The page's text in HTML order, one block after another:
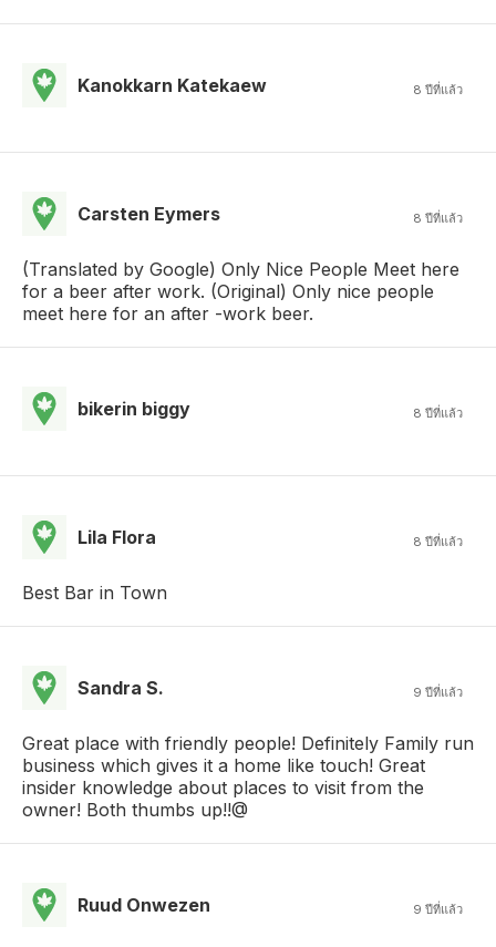
Kanokkarn Katekaew 8 ปีที่แล้ว
Carsten Eymers 8 ปีที่แล้ว
(Translated by Google) Only Nice People Meet here
for a beer after work. (Original) Only nice people
meet here for an after -work beer.
bikerin biggy 8 ปีที่แล้ว
Lila Flora 8 ปีที่แล้ว
Best Bar in Town
Sandra S. 9 ปีที่แล้ว
Great place with friendly people! Definitely Family run
business which gives it a home like touch! Great
insider knowledge about places to visit from the
owner! Both thumbs up!!@
Ruud Onwezen 9 ปีที่แล้ว